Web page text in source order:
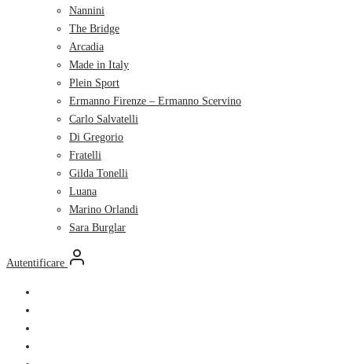
Nannini
The Bridge
Arcadia
Made in Italy
Plein Sport
Ermanno Firenze – Ermanno Scervino
Carlo Salvatelli
Di Gregorio
Fratelli
Gilda Tonelli
Luana
Marino Orlandi
Sara Burglar
Autentificare